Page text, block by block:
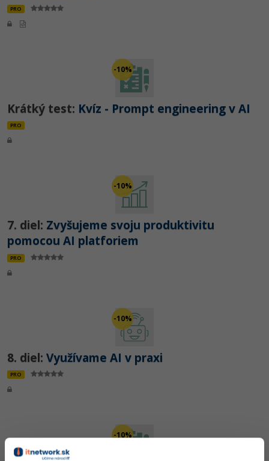
PRO
-10%
Krátký test: Kvíz - Prompt engineering v AI
PRO
-10%
7. diel: Zvyšujeme svoju produktivitu
pomocou AI platforiem
PRO
-10%
8. diel: Využívame AI v praxi
PRO
-10%